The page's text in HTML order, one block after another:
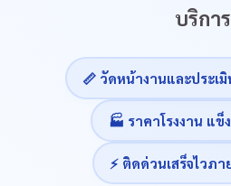
บริการ
📏 วัดหน้างานและประเ
🏭 ราคาโรงงาน แข็
⚡ ติดด่วนเสร็จไวภา